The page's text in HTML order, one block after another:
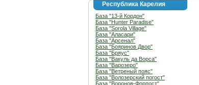
Республика Карелия
База "13-й Кордон"
База "Hunter Paradise"
База "Sorola Village"
База "Аласари"
База "Арсенал"
База "Бояринов Двор"
База "Бряус"
База "Вакуль да Ворса"
База "Варозеро"
База "Ветреный пояс"
База "Волозерский погост"
База "Воронов-Форпост"